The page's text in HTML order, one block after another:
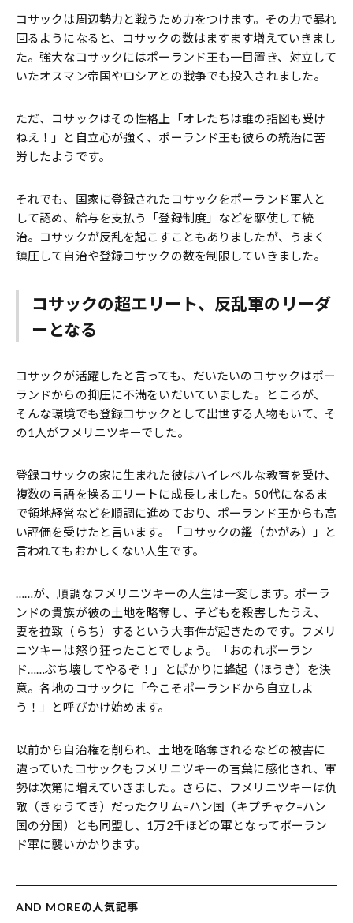
コサックは周辺勢力と戦うため力をつけます。その力で暴れ
回るようになると、コサックの数はますます増えていきまし
た。強大なコサックにはポーランド王も一目置き、対立して
いたオスマン帝国やロシアとの戦争でも投入されました。
ただ、コサックはその性格上「オレたちは誰の指図も受け
ねえ！」と自立心が強く、ポーランド王も彼らの統治に苦
労したようです。
それでも、国家に登録されたコサックをポーランド軍人と
して認め、給与を支払う「登録制度」などを駆使して統
治。コサックが反乱を起こすこともありましたが、うまく
鎮圧して自治や登録コサックの数を制限していきました。
コサックの超エリート、反乱軍のリーダ
ーとなる
コサックが活躍したと言っても、だいたいのコサックはポー
ランドからの抑圧に不満をいだいていました。ところが、
そんな環境でも登録コサックとして出世する人物もいて、そ
の1人がフメリニツキーでした。
登録コサックの家に生まれた彼はハイレベルな教育を受け、
複数の言語を操るエリートに成長しました。50代になるま
で領地経営などを順調に進めており、ポーランド王からも高
い評価を受けたと言います。「コサックの鑑（かがみ）」と
言われてもおかしくない人生です。
……が、順調なフメリニツキーの人生は一変します。ポーラ
ンドの貴族が彼の土地を略奪し、子どもを殺害したうえ、
妻を拉致（らち）するという大事件が起きたのです。フメリ
ニツキーは怒り狂ったことでしょう。「おのれポーラン
ド……ぶち壊してやるぞ！」とばかりに蜂起（ほうき）を決
意。各地のコサックに「今こそポーランドから自立しよ
う！」と呼びかけ始めます。
以前から自治権を削られ、土地を略奪されるなどの被害に
遭っていたコサックもフメリニツキーの言葉に感化され、軍
勢は次第に増えていきました。さらに、フメリニツキーは仇
敵（きゅうてき）だったクリム=ハン国（キプチャク=ハン
国の分国）とも同盟し、1万2千ほどの軍となってポーラン
ド軍に襲いかかります。
AND MOREの人気記事